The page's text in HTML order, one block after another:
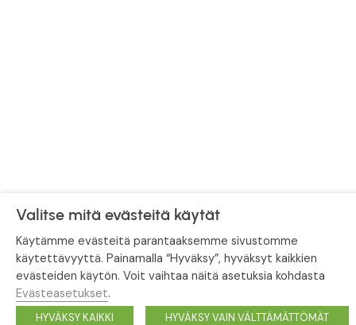
Valitse mitä evästeitä käytät
Käytämme evästeitä parantaaksemme sivustomme
käytettävyyttä. Painamalla “Hyväksy”, hyväksyt kaikkien
evästeiden käytön. Voit vaihtaa näitä asetuksia kohdasta
Evästeasetukset.
HYVÄKSY KAIKKI HYVÄKSY VAIN VÄLTTÄMÄTTÖMÄT